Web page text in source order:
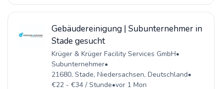
Gebäudereinigung | Subunternehmer in
Stade gesucht
Krüger & Krüger Facility Services GmbH•
Subunternehmer•
21680, Stade, Niedersachsen, Deutschland•
€22 - €34 / Stunde•vor 1 Mon